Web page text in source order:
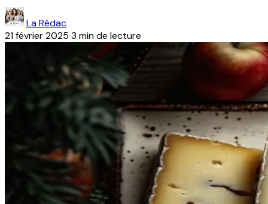
La Rédac
21 février 2025 3 min de lecture